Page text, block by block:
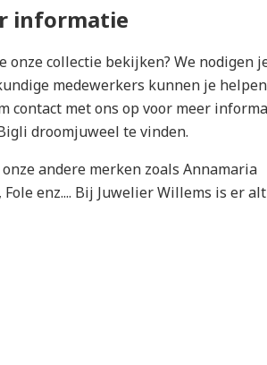
informatie
collectie bekijken? We nodigen
medewerkers kunnen je
contact met ons op voor meer
droomjuweel te vinden.
andere merken zoals Annamaria
enz.... Bij Juwelier Willems is er